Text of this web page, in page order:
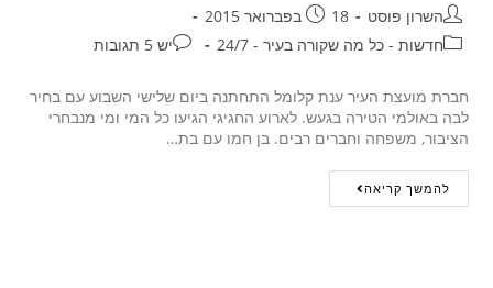
השרון פוסט
18 בפברואר 2015
חדשות - כל מה שקורה בעיר - 24/7
יש 5 תגובות
חברת מועצת העיר ענת קלומל התחתנה ביום שלישי השבוע עם בחיר
לבה באולמי הטירה בגעש. לארוע החגיגי הגיעו כל המי ומי מנבחרי
הציבור, משפחה וחברים רבים. בן חמו עם בת…
להמשך קריאה